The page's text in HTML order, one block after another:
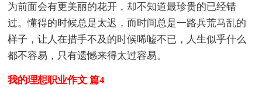
为前面会有更美丽的花开，却不知道最珍贵的已经错
过。懂得的时候总是太迟，而时间总是一路兵荒马乱的
样子，让人在措手不及的时候唏嘘不已，人生似乎什么
都不容易，只有遗憾来得太过容易。
我的理想职业作文 篇4